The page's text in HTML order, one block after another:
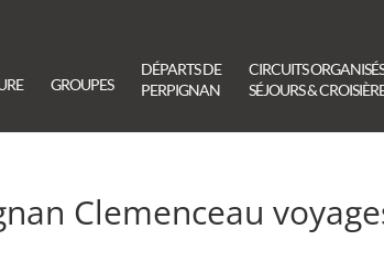
GROUPES
DÉPARTS DE
PERPIGNAN
CIRCUITS ORGANISÉS
SÉJOURS &
Clemenceau